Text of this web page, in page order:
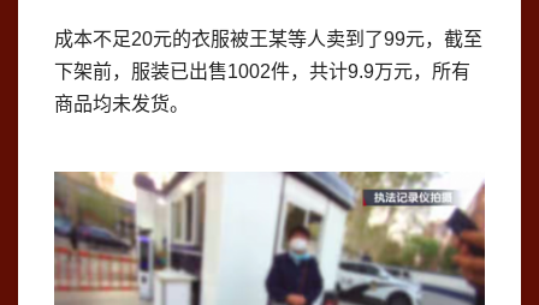
成本不足20元的衣服被王某等人卖到了99元，截至
下架前，服装已出售1002件，共计9.9万元，所有
商品均未发货。